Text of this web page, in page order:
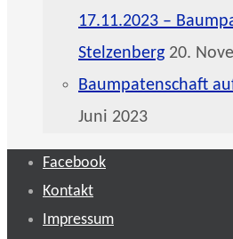
17.11.2023 –
Stelzenberg 20.
Baumpatenschaft
Juni 2023
Facebook
Kontakt
Impressum